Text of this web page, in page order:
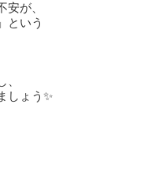
安が、
という
しょう✨